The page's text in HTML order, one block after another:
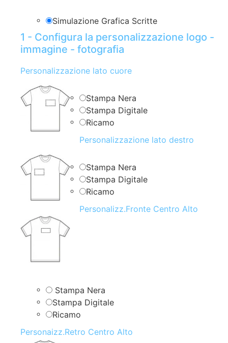
Simulazione Grafica Scritte
1 - Configura la personalizzazione logo -
immagine - fotografia
Personalizzazione lato cuore
Stampa Nera
Stampa Digitale
Ricamo
Personalizzazione lato destro
Stampa Nera
Stampa Digitale
Ricamo
Personalizz.Fronte Centro Alto
Stampa Nera
Stampa Digitale
Ricamo
Personaizz.Retro Centro Alto